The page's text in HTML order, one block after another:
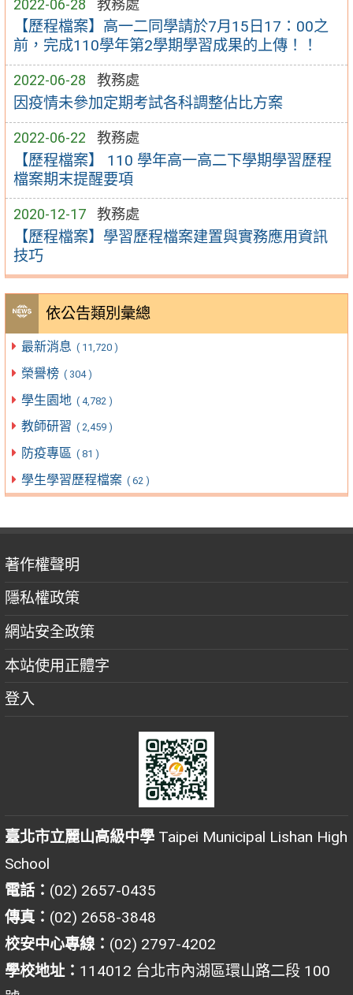
2022-06-28 教務處
【歷程檔案】高一二同學請於7月15日17：00之
前，完成110學年第2學期學習成果的上傳！！
2022-06-28 教務處
因疫情未參加定期考試各科調整佔比方案
2022-06-22 教務處
【歷程檔案】 110 學年高一高二下學期學習歷程
檔案期末提醒要項
2020-12-17 教務處
【歷程檔案】學習歷程檔案建置與實務應用資訊
技巧
依公告類別彙總
最新消息 ( 11,720 )
榮譽榜 ( 304 )
學生園地 ( 4,782 )
教師研習 ( 2,459 )
防疫專區 ( 81 )
學生學習歷程檔案 ( 62 )
著作權聲明
隱私權政策
網站安全政策
本站使用正體字
登入
臺北市立麗山高級中學 Taipei Municipal Lishan High
School
電話： (02) 2657-0435
傳真： (02) 2658-3848
校安中心專線： (02) 2797-4202
學校地址： 114012 台北市內湖區環山路二段 100